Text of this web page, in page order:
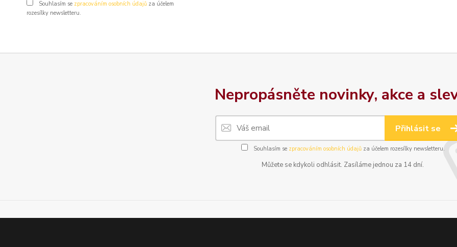
Souhlasím se zpracováním osobních údajů za účelem
rozesílky newsletteru.
Nepropásněte novinky, akce a
Přihlásit se
Souhlasím se zpracováním osobních údajůza účelem rozesílky newsletteru.
Můžete se kdykoli odhlásit. Zasíláme jednou za 14 dní.